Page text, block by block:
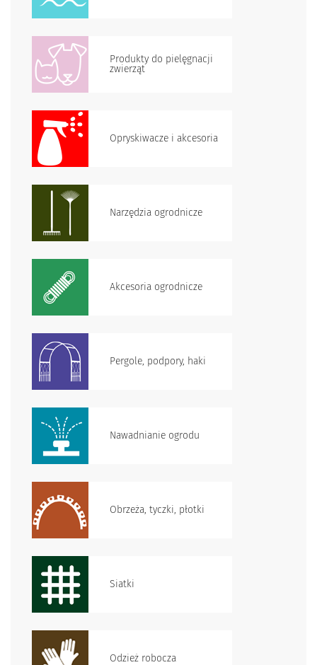
Produkty do pielęgnacji
zwierząt
Opryskiwacze i akcesoria
Narzędzia ogrodnicze
Akcesoria ogrodnicze
Pergole, podpory, haki
Nawadnianie ogrodu
Obrzeża, tyczki, płotki
Siatki
Odzież robocza